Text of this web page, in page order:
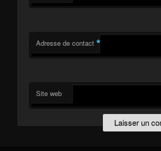
Adresse de contact *
Site web